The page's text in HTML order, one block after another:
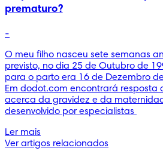
prematuro?
-
O meu filho nasceu sete semanas
previsto, no dia 25 de Outubro de
para o parto era 16 de Dezembro
Em dodot.com encontrará resposta
acerca da gravidez e da
desenvolvido por especialistas
Ler mais
Ver artigos relacionados